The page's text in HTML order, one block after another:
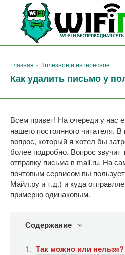
Перейти
контенту
Главная » Полезное и интересное
Как удалить письмо у
Всем привет! На очереди у нас
нашего постоянного читателя.
вопрос, который я хотел бы
более подробно. Вопрос звучит
отправку письма в mail.ru. На
почтовым сервисом вы
Майл.ру и т.д.) и куда
примерно одинаковым.
Содержание
Так можно или нельзя?